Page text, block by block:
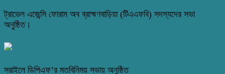
ট্রাভেল এজেন্সি ফোরাম অব ব্রাহ্মণবাড়িয়া (টিএএফবি) সদস্যদের সভা
অনুষ্ঠিত।
সরাইলে ডিপিএফ’র মতবিনিময় সভায় অনুষ্ঠিত